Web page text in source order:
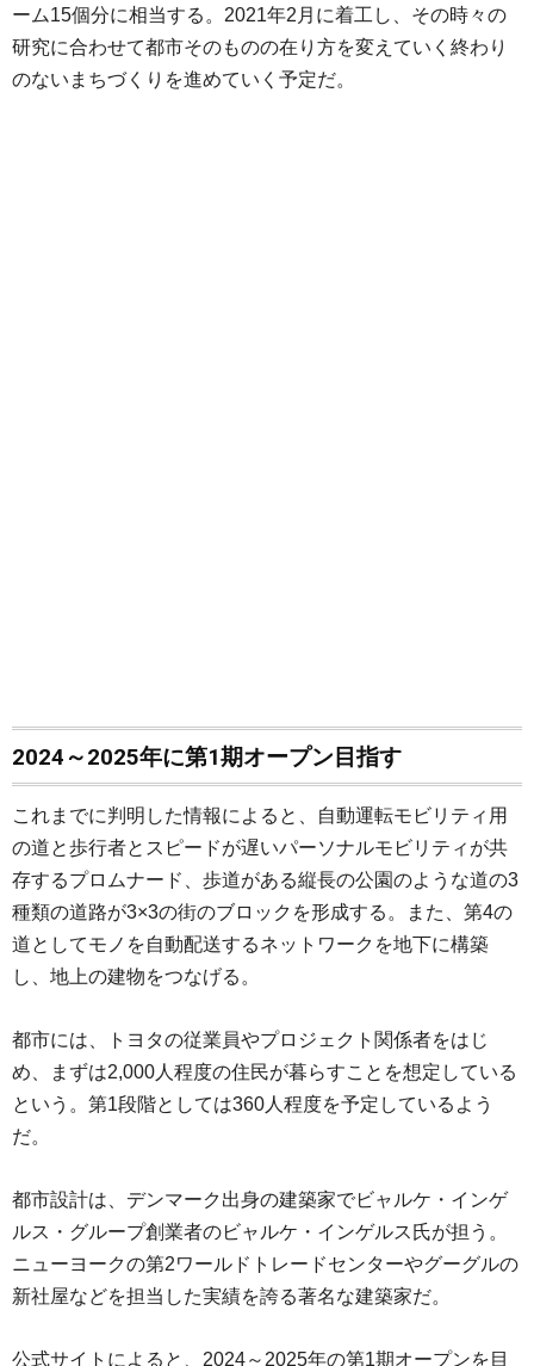
ーム15個分に相当する。2021年2月に着工し、その時々の
研究に合わせて都市そのものの在り方を変えていく終わり
のないまちづくりを進めていく予定だ。
2024～2025年に第1期オープン目指す
これまでに判明した情報によると、自動運転モビリティ用
の道と歩行者とスピードが遅いパーソナルモビリティが共
存するプロムナード、歩道がある縦長の公園のような道の3
種類の道路が3×3の街のブロックを形成する。また、第4の
道としてモノを自動配送するネットワークを地下に構築
し、地上の建物をつなげる。
都市には、トヨタの従業員やプロジェクト関係者をはじ
め、まずは2,000人程度の住民が暮らすことを想定している
という。第1段階としては360人程度を予定しているよう
だ。
都市設計は、デンマーク出身の建築家でビャルケ・インゲ
ルス・グループ創業者のビャルケ・インゲルス氏が担う。
ニューヨークの第2ワールドトレードセンターやグーグルの
新社屋などを担当した実績を誇る著名な建築家だ。
公式サイトによると、2024～2025年の第1期オープンを目